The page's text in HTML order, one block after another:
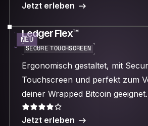
Jetzt erleben
NEU
Ledger Flex™
SECURE TOUCHSCREEN
Ergonomisch gestaltet, mit
Touchscreen und perfekt zum
deiner Wrapped Bitcoin geeignet.
Jetzt erleben